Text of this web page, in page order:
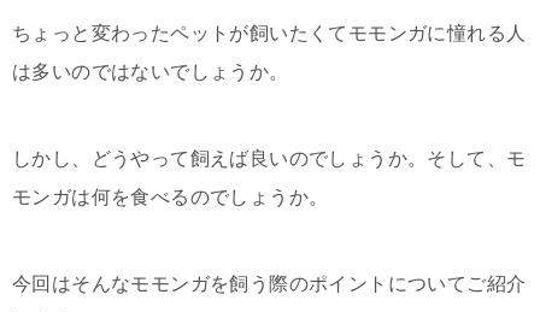
ちょっと変わったペットが飼いたくてモモンガに憧れる人
は多いのではないでしょうか。
しかし、どうやって飼えば良いのでしょうか。そして、モ
モンガは何を食べるのでしょうか。
今回はそんなモモンガを飼う際のポイントについてご紹介